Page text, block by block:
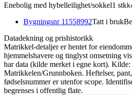
Enebolig med hybelleilighet/sokkel1 stk
Bygningsnr 11558992Tatt i bruk
Datadekning og prishistorikk
Matrikkel-detaljer er hentet for
hjemmelshavere og tinglyst omsetning
har data (kilde merket i egne kort). Kilde:
Matrikkelen/Grunnboken. Heftelser,
fødselsnummer er utenfor scope.
begrenses i offentlig flate.